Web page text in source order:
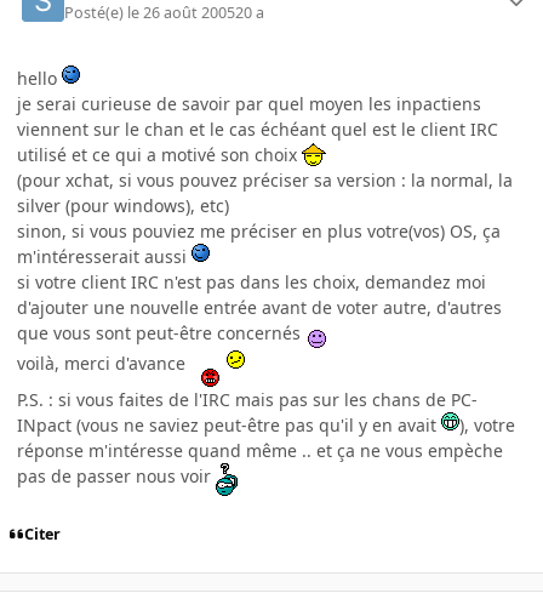
Posté(e) le 26 août 200520 a
hello
je serai curieuse de savoir par quel moyen les inpactiens
viennent sur le chan et le cas échéant quel est le client IRC
utilisé et ce qui a motivé son choix
(pour xchat, si vous pouvez préciser sa version : la normal, la
silver (pour windows), etc)
sinon, si vous pouviez me préciser en plus votre(vos) OS, ça
m'intéresserait aussi
si votre client IRC n'est pas dans les choix, demandez moi
d'ajouter une nouvelle entrée avant de voter autre, d'autres
que vous sont peut-être concernés
voilà, merci d'avance
P.S. : si vous faites de l'IRC mais pas sur les chans de PC-
INpact (vous ne saviez peut-être pas qu'il y en avait
), votre
réponse m'intéresse quand même .. et ça ne vous empèche
pas de passer nous voir
Citer